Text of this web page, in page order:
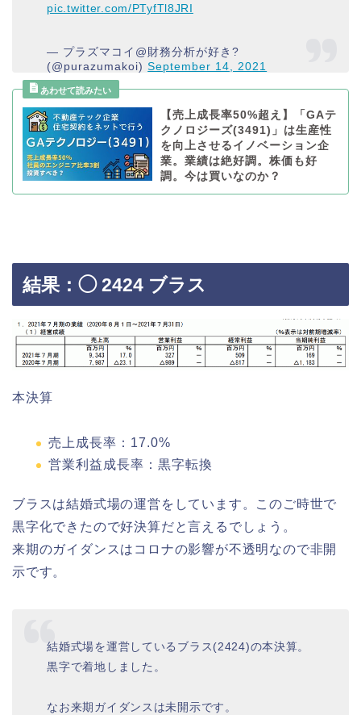
pic.twitter.com/PTyfTl8JRI
— プラズマコイ@財務分析が好き?
(@purazumakoi)September 14, 2021
【売上成長率50%超え】「GAテ
クノロジーズ(3491)」は生産性
を向上させるイノベーション企
業。業績は絶好調。株価も好
調。今は買いなのか？
結果：◯ 2424 ブラス
本決算
売上成長率：17.0%
営業利益成長率：黒字転換
ブラスは結婚式場の運営をしています。このご時世で
黒字化できたので好決算だと言えるでしょう。
来期のガイダンスはコロナの影響が不透明なので非開
示です。
結婚式場を運営しているブラス(2424)の本決算。
黒字で着地しました。
なお来期ガイダンスは未開示です。